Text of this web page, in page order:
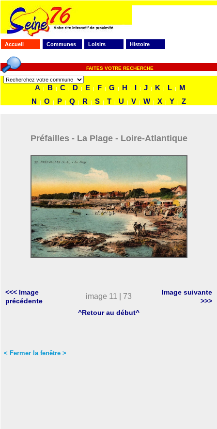
Accueil Communes Loisirs Histoire
FAITES VOTRE RECHERCHE
A | B | C | D | E | F | G | H | I | J | K | L |
M
N
| O | P | Q | R | S | T | U | V | W | X | Y | Z
Préfailles - La Plage - Loire-Atlantique
<<< Image
précédente
image 11 | 73
Image suivante
>>>
^Retour au début^
< Fermer la fenêtre >